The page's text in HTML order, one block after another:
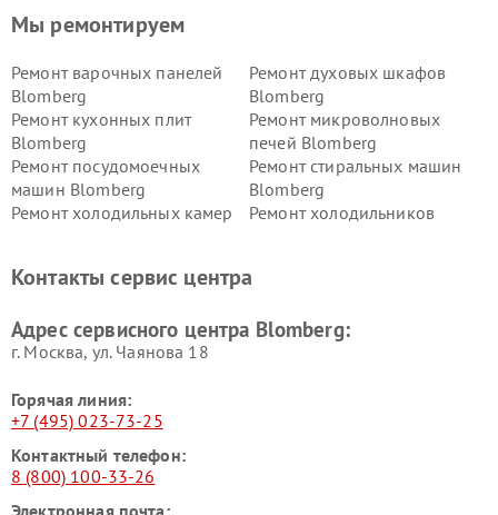
Мы ремонтируем
Ремонт варочных панелей
Blomberg
Ремонт духовых шкафов
Blomberg
Ремонт кухонных плит
Blomberg
Ремонт микроволновых
печей Blomberg
Ремонт посудомоечных
машин Blomberg
Ремонт стиральных машин
Blomberg
Ремонт холодильных камер
Ремонт холодильников
Контакты сервис центра
Адрес сервисного центра Blomberg:
г. Москва, ул. Чаянова 18
Горячая линия:
+7 (495) 023-73-25
Контактный телефон:
8 (800) 100-33-26